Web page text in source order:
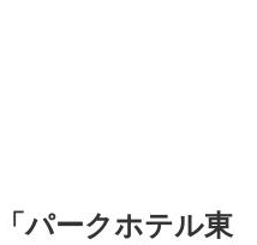
テル」「パークホテル東京」が
パークホテル東